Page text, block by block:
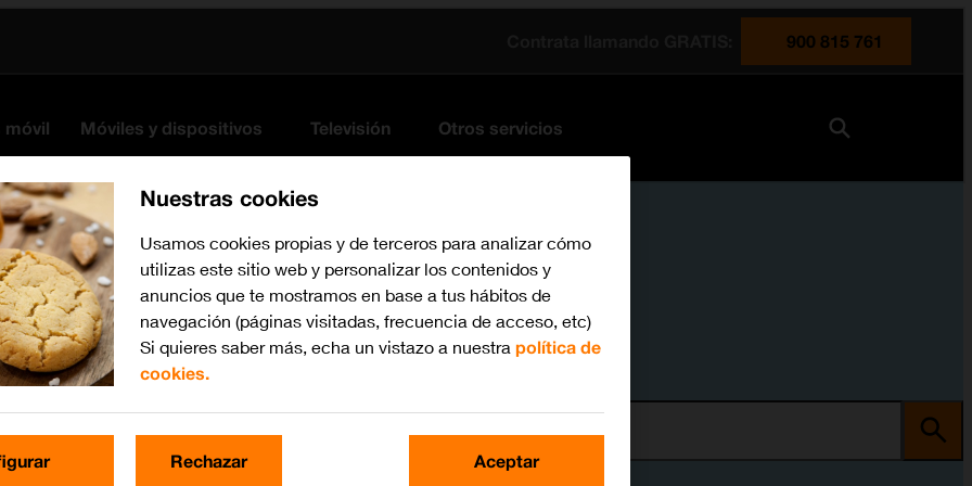
900 815 761
móvil Móviles y dispositivos Televisión Otros servicios
Nuestras cookies
Usamos cookies propias y de terceros para analizar cómo
utilizas este sitio web y personalizar los contenidos y
anuncios que te mostramos en base a tus hábitos de
navegación (páginas visitadas, frecuencia de acceso, etc)
Si quieres saber más, echa un vistazo a nuestra política de
cookies.
Rechazar Aceptar